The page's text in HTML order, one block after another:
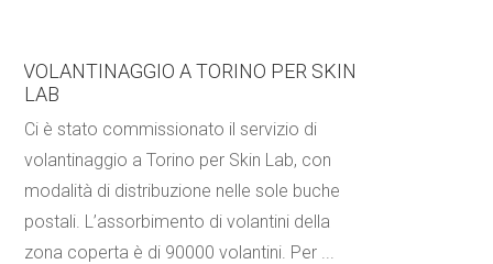
VOLANTINAGGIO A TORINO PER SKIN
LAB
Ci è stato commissionato il servizio di
volantinaggio a Torino per Skin Lab, con
modalità di distribuzione nelle sole buche
postali. L’assorbimento di volantini della
zona coperta è di 90000 volantini. Per ...